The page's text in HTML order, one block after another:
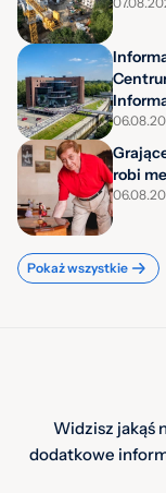
robi
Pokaż wszystkie
Widzisz jakąś
dodatkowe